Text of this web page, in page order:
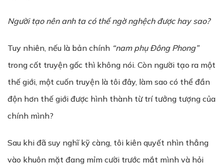
Người tạo nên anh ta có thể ngờ nghệch được hay sao?
Tuy nhiên, nếu là bản chính “nam phụĐông Phong”
trong cốt truyện gốc thì không nói. Còn người tạo ra một
thế giới, một cuốn truyện là tôi đây, làm sao có thể đần
độn hơn thế giới được hình thành từ trí tưởng tượng của
chính mình?
Sau khi đã suy nghĩ kỹ càng, tôi kiên quyết nhìn thẳng
vào khuôn mặt đang mỉm cười trước mắt mình và hỏi